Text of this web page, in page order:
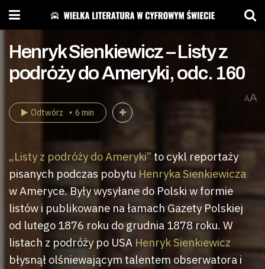
Henryk Sienkiewicz – Listy z
podróży do Ameryki, odc. 160
AA
Odtwórz 6 min
„Listy z podróży do Ameryki” to cykl reportaży
pisanych podczas pobytu Henryka Sienkiewicza
w Ameryce. Były wysyłane do Polski w formie
listów i publikowane na łamach Gazety Polskiej
od lutego 1876 roku do grudnia 1878 roku. W
listach z podróży po USA Henryk Sienkiewicz
błysnął olśniewającym talentem obserwatora i